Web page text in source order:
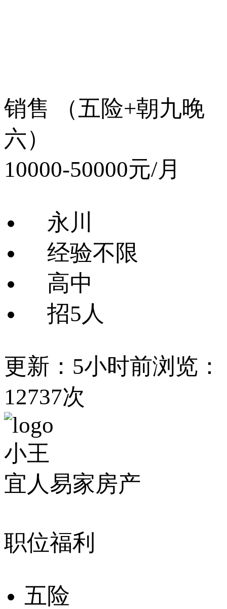
销售 （五险+朝九晚
六）
10000-50000元/月
永川
经验不限
高中
招5人
更新：5小时前浏览：
12737次
小王
宜人易家房产
职位福利
五险